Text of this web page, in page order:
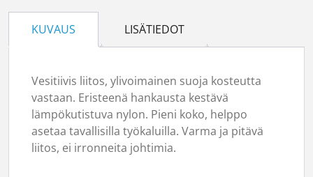
KUVAUS LISÄTIEDOT
Vesitiivis liitos, ylivoimainen suoja kosteutta
vastaan. Eristeenä hankausta kestävä
lämpökutistuva nylon. Pieni koko, helppo
asetaa tavallisilla työkaluilla. Varma ja pitävä
liitos, ei irronneita johtimia.